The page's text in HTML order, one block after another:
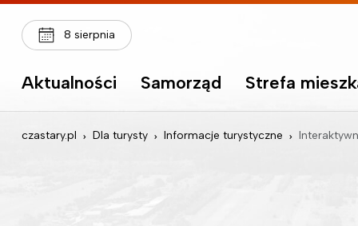
8 sierpnia
Aktualności Samorząd Strefa
czastary.pl Dla turysty Informacje turystyczne